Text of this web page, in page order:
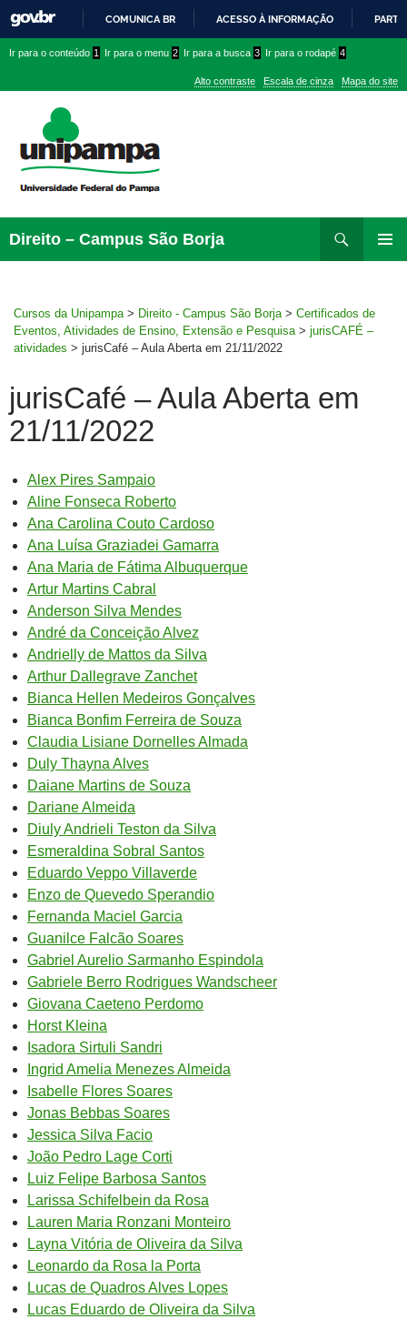
PARA
CONTEÚDO
COMUNICA BR ACESSO À INFORMAÇÃO
conteúdo
menu
superior
menu
Ir para o conteúdo 1 Ir para o menu 2 Ir para a busca 3 Ir para o rodapé 4
Alto contraste Escala de cinza Mapa do site
Direito – Campus São Borja
para
Cursos da Unipampa > Direito - Campus São Borja > Certificados de
Eventos, Atividades de Ensino, Extensão e Pesquisa > jurisCAFÉ –
atividades > jurisCafé – Aula Aberta em 21/11/2022
jurisCafé – Aula Aberta em
21/11/2022
Alex Pires Sampaio
Aline Fonseca Roberto
Ana Carolina Couto Cardoso
Ana Luísa Graziadei Gamarra
Ana Maria de Fátima Albuquerque
Artur Martins Cabral
Anderson Silva Mendes
André da Conceição Alvez
Andrielly de Mattos da Silva
Arthur Dallegrave Zanchet
Bianca Hellen Medeiros Gonçalves
Bianca Bonfim Ferreira de Souza
Claudia Lisiane Dornelles Almada
Duly Thayna Alves
Daiane Martins de Souza
Dariane Almeida
Diuly Andrieli Teston da Silva
Esmeraldina Sobral Santos
Eduardo Veppo Villaverde
Enzo de Quevedo Sperandio
Fernanda Maciel Garcia
Guanilce Falcão Soares
Gabriel Aurelio Sarmanho Espindola
Gabriele Berro Rodrigues Wandscheer
Giovana Caeteno Perdomo
Horst Kleina
Isadora Sirtuli Sandri
Ingrid Amelia Menezes Almeida
Isabelle Flores Soares
Jonas Bebbas Soares
Jessica Silva Facio
João Pedro Lage Corti
Luiz Felipe Barbosa Santos
Larissa Schifelbein da Rosa
Lauren Maria Ronzani Monteiro
Layna Vitória de Oliveira da Silva
Leonardo da Rosa la Porta
Lucas de Quadros Alves Lopes
Lucas Eduardo de Oliveira da Silva